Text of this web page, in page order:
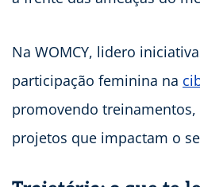
Na WOMCY, lidero
participação feminina na
promovendo
projetos que impactam o